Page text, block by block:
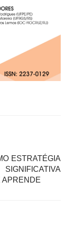
ESTRATÉGIA
APRENDE